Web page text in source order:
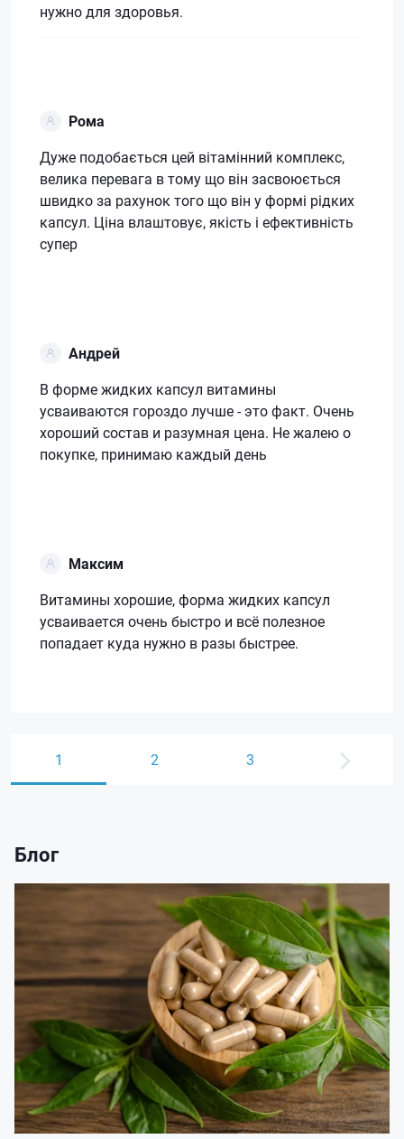
нужно для здоровья.
Рома
Дуже подобається цей вітамінний комплекс,
велика перевага в тому що він засвоюється
швидко за рахунок того що він у формі рідких
капсул. Ціна влаштовує, якість і ефективність
супер
Андрей
В форме жидких капсул витамины
усваиваются гороздо лучше - это факт. Очень
хороший состав и разумная цена. Не жалею о
покупке, принимаю каждый день
Максим
Витамины хорошие, форма жидких капсул
усваивается очень быстро и всё полезное
попадает куда нужно в разы быстрее.
1 2 3
Блог